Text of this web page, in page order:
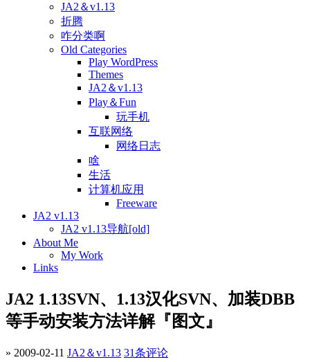
JA2＆v1.13
折腾
咋分类啊
Old Categories
Play WordPress
Themes
JA2＆v1.13
Play＆Fun
玩手机
互联网络
网络日志
啥
生活
计算机应用
Freeware
JA2 v1.13
JA2 v1.13导航[old]
About Me
My Work
Links
JA2 1.13SVN、1.13汉化SVN、加装DBB
等手动安装方法详解『图文』
» 2009-02-11 JA2＆v1.13 31条评论